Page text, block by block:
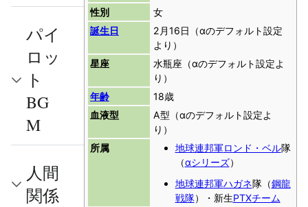
性別
女
誕生日
2月16日（αのデフォルト設定
より）
星座
水瓶座（αのデフォルト設定よ
り）
年齢
18歳
血液型
A型（αのデフォルト設定よ
り）
所属
地球連邦軍ロンド・ベル隊
（αシリーズ）
地球連邦軍ハガネ隊（鋼龍
戦隊）・新生PTXチーム
パイ
ロッ
ト
BG
M
人間
関係